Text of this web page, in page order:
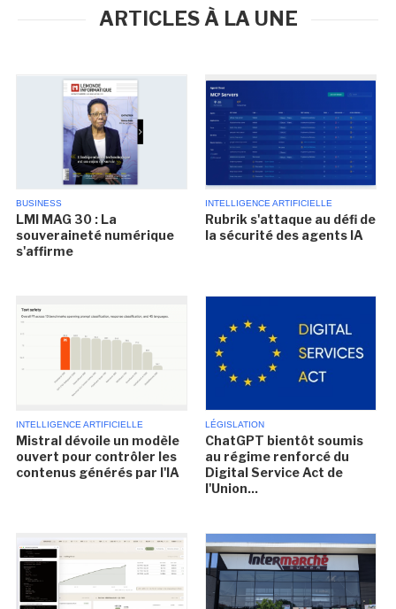
ARTICLES À LA UNE
BUSINESS
LMI MAG 30 : La
souveraineté numérique
s'affirme
INTELLIGENCE ARTIFICIELLE
Rubrik s'attaque au défi de
la sécurité des agents IA
INTELLIGENCE ARTIFICIELLE
Mistral dévoile un modèle
ouvert pour contrôler les
contenus générés par l'IA
LÉGISLATION
ChatGPT bientôt soumis
au régime renforcé du
Digital Service Act de
l'Union...